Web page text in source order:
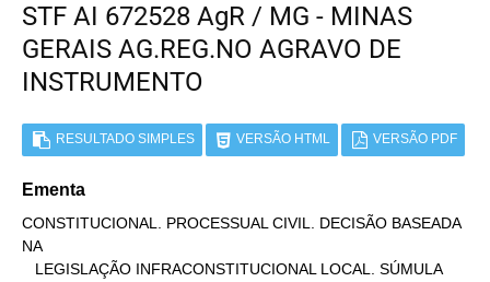
STF AI 672528 AgR / MG - MINAS
GERAIS AG.REG.NO AGRAVO DE
INSTRUMENTO
RESULTADO SIMPLES VERSÃO HTML VERSÃO PDF
Ementa
CONSTITUCIONAL. PROCESSUAL CIVIL. DECISÃO BASEADA
NA